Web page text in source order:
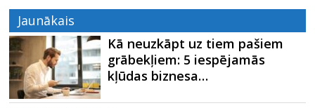
Jaunākais
Kā neuzkāpt uz tiem pašiem
grābekļiem: 5 iespējamās
kļūdas biznesa…